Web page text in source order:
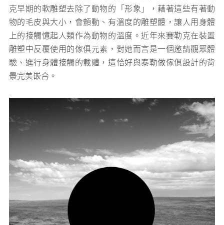
克早期的軟雕塑去除了動物的「形象」，藉著這些有著動
物的毛皮與大小，會顫動、有溫度的雕塑體，讓人用身體
上的接觸憶起人類作為動物的溫度。近年來賽勒克在裝置
雕塑中反覆使用的傢俱元素，對她而言是一個邀請觀眾體
驗、進行身體接觸的載體，這恰好與泰勒做傢俱設計的背
景完美嵌合。